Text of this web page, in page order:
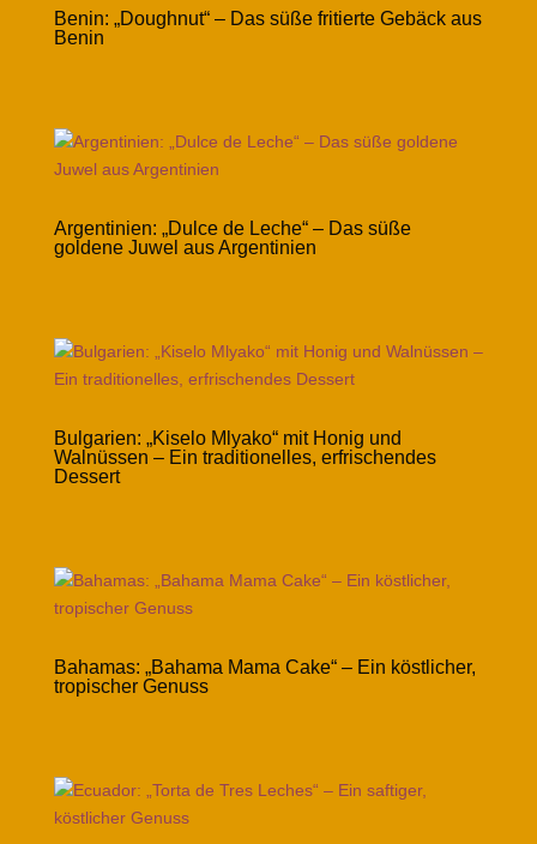
Benin: „Doughnut“ – Das süße fritierte Gebäck aus
Benin
Argentinien: „Dulce de Leche“ – Das süße
goldene Juwel aus Argentinien
Bulgarien: „Kiselo Mlyako“ mit Honig und
Walnüssen – Ein traditionelles, erfrischendes
Dessert
Bahamas: „Bahama Mama Cake“ – Ein köstlicher,
tropischer Genuss